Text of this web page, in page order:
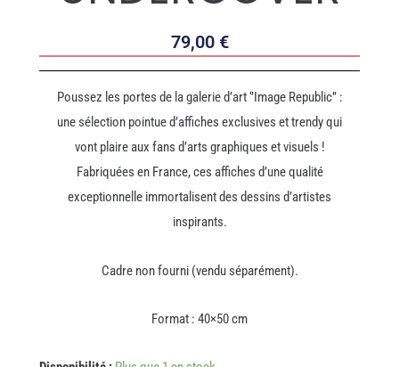
79,00 €
Poussez les portes de la galerie d’art ‘’Image Republic’’ :
une sélection pointue d’affiches exclusives et trendy qui
vont plaire aux fans d’arts graphiques et visuels !
Fabriquées en France, ces affiches d’une qualité
exceptionnelle immortalisent des dessins d’artistes
inspirants.
Cadre non fourni (vendu séparément).
Format : 40×50 cm
quantité